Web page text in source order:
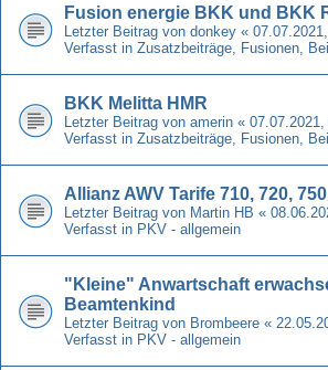
Fusion energie BKK und BKK
Letzter Beitrag von donkey «
Verfasst in Zusatzbeiträge, Fusionen,
BKK Melitta HMR
Letzter Beitrag von amerin «
Verfasst in Zusatzbeiträge, Fusionen,
Allianz AWV Tarife 710, 720,
Letzter Beitrag von Martin HB «
Verfasst in PKV - allgemein
"Kleine" Anwartschaft
Beamtenkind
Letzter Beitrag von Brombeere «
Verfasst in PKV - allgemein